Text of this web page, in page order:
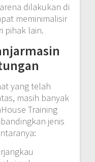
dilakukan di
meminimalisir
pihak lain.
yang telah
masih banyak
Training
jenis